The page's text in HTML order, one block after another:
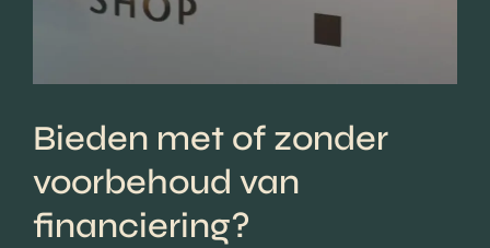
Bieden met of zonder
voorbehoud van
financiering?